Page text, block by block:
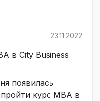
23.11.2022
в City Business
появилась
курс MBA в